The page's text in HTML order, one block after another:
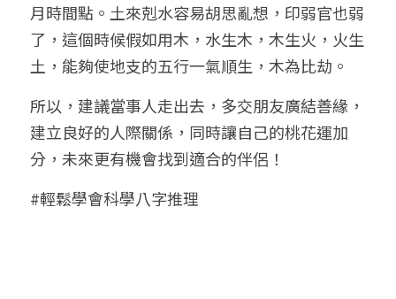
月時間點。土來剋水容易胡思亂想，印弱官也弱
了，這個時候假如用木，水生木，木生火，火生
土，能夠使地支的五行一氣順生，木為比劫。
所以，建議當事人走出去，多交朋友廣結善緣，
建立良好的人際關係，同時讓自己的桃花運加
分，未來更有機會找到適合的伴侶！
#輕鬆學會科學八字推理